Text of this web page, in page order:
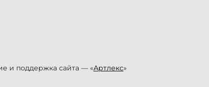
и поддержка сайта — «Артлекс»